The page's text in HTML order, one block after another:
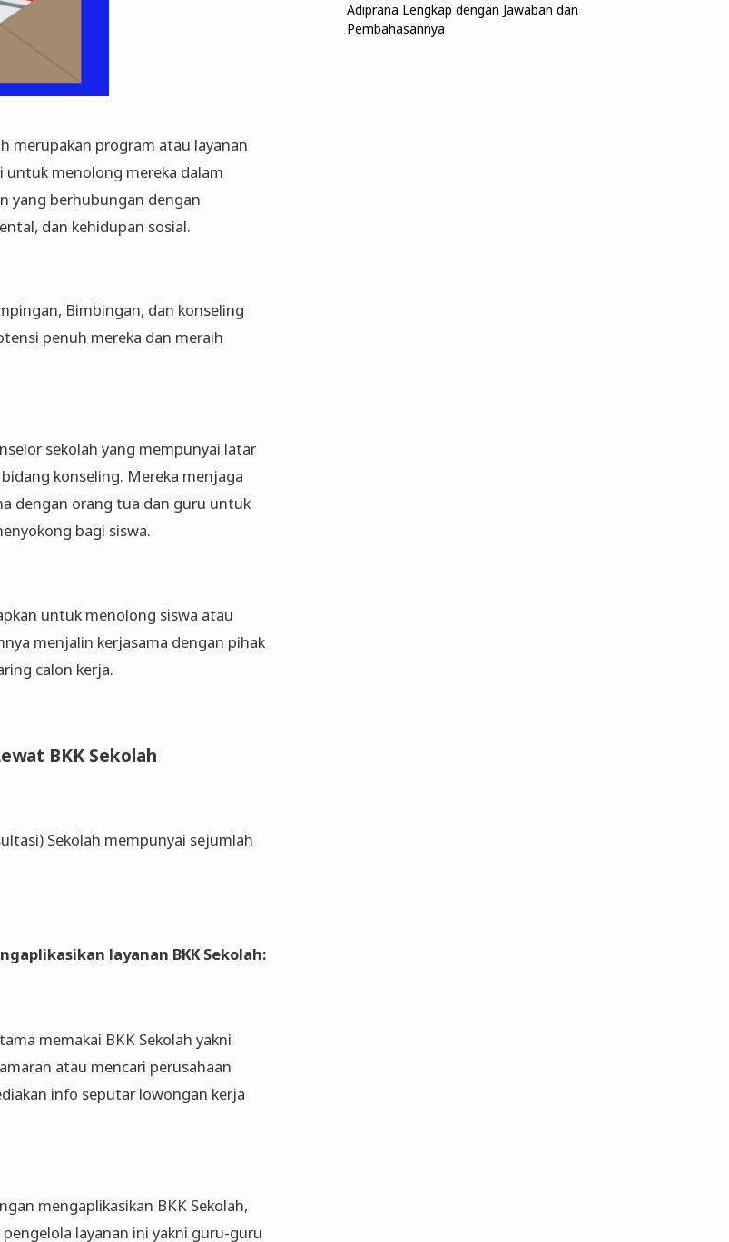
merupakan program atau layanan
untuk menolong mereka dalam
yang berhubungan dengan
dan kehidupan sosial.
Bimbingan, dan konseling
penuh mereka dan meraih
sekolah yang mempunyai latar
konseling. Mereka menjaga
dengan orang tua dan guru untuk
bagi siswa.
untuk menolong siswa atau
menjalin kerjasama dengan pihak
calon kerja.
BKK Sekolah
Sekolah mempunyai sejumlah
layanan BKK Sekolah:
memakai BKK Sekolah yakni
atau mencari perusahaan
info seputar lowongan kerja
mengaplikasikan BKK Sekolah,
layanan ini yakni guru-guru
Adiprana Lengkap dengan Jawaban dan
Pembahasannya